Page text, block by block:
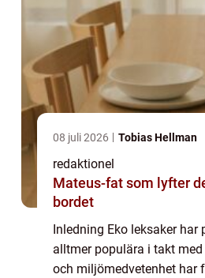
08 juli 2026 Tobias Hellman
redaktionel
Mateus-fat som lyfter
bordet
Inledning Eko leksaker har
alltmer populära i takt
och miljömedvetenhet har